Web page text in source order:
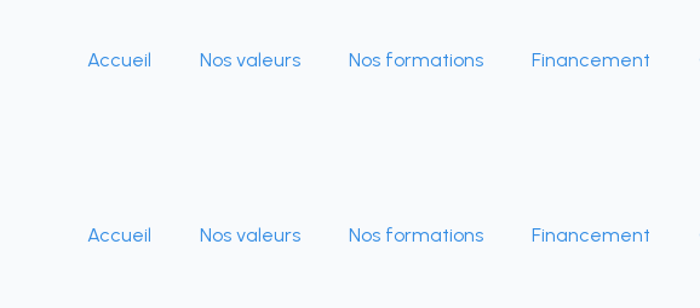
Accueil Nos valeurs Nos formations Financement
Accueil Nos valeurs Nos formations Financement